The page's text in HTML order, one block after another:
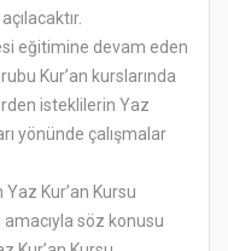
eğitimine devam eden
Kur’an kurslarında
isteklilerin Yaz
yönünde çalışmalar
Yaz Kur’an Kursu
söz konusu